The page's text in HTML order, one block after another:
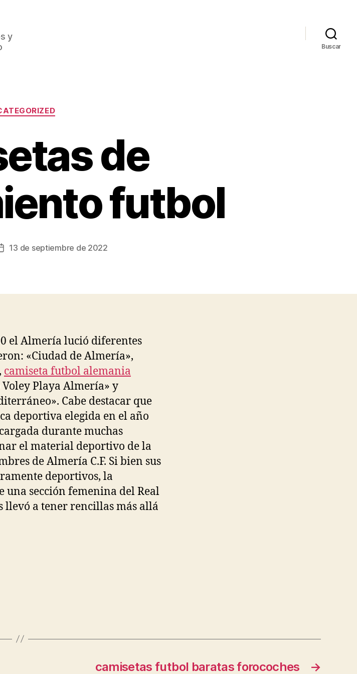
y
Buscar
Categorías
de
futbol
13 de septiembre de 2022
el Almería lució diferentes
«Ciudad de Almería»,
camiseta futbol alemania
Playa Almería» y
Cabe destacar que
deportiva elegida en el año
durante muchas
el material deportivo de la
de Almería C.F. Si bien sus
deportivos, la
una sección femenina del Real
llevó a tener rencillas más allá
→
camisetas futbol baratas forocoches